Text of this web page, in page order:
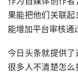
果能把他们关联
能增加平台审核通
今日头条就提供
很多人不清楚怎